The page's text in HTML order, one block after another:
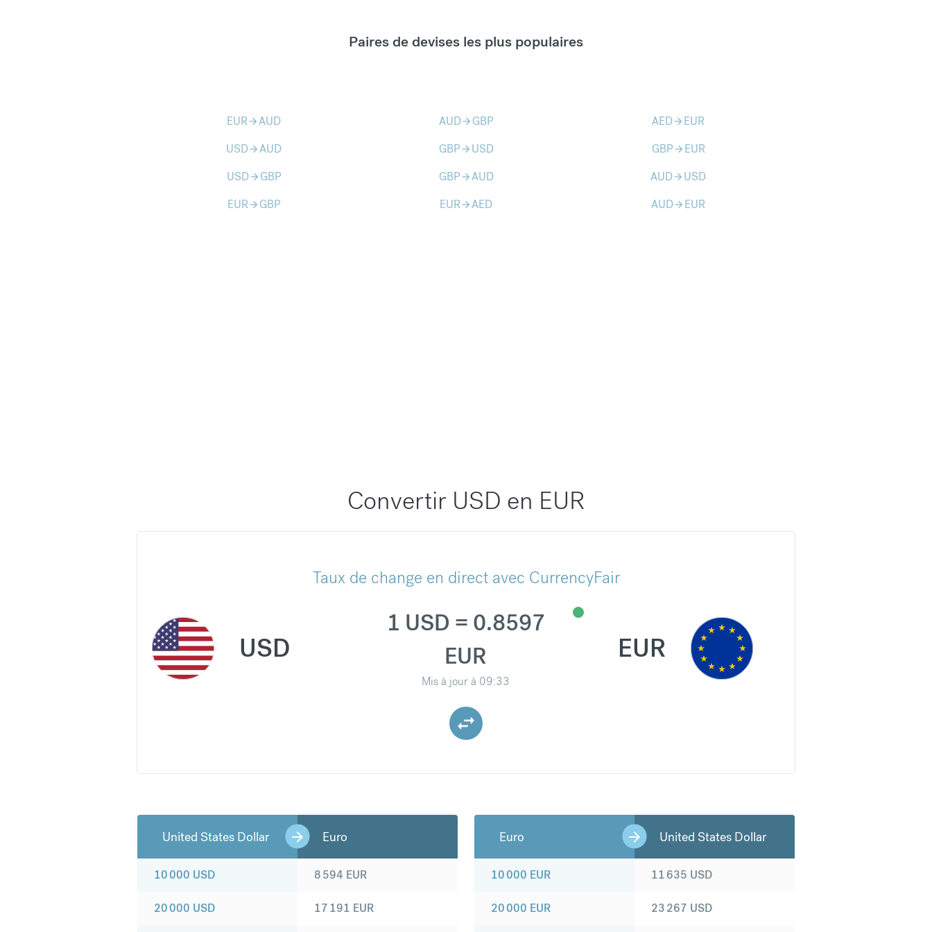
Paires de devises les plus populaires
EURarrow_forwardAUD AUDarrow_forward GBP AEDarrow_forward EUR
USDarrow_forwardAUD GBParrow_forward USD GBParrow_forward EUR
USDarrow_forward GBP GBParrow_forwardAUD AUDarrow_forward USD
EURarrow_forward GBP EURarrow_forwardAED AUDarrow_forward EUR
Convertir USD en EUR
Taux de change en direct avec CurrencyFair
USD
1 USD = 0.8597
EUR
Mis à jour à 09:33
EUR
United States Dollar Euro
10 000 USD
20 000 USD
8 594 EUR
17 191 EUR
Euro United States Dollar
10 000 EUR
20 000 EUR
11 635 USD
23 267 USD